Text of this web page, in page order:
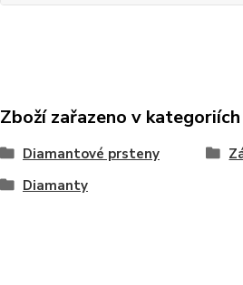
Zboží zařazeno v kategoriích
Diamantové prsteny
Diamanty